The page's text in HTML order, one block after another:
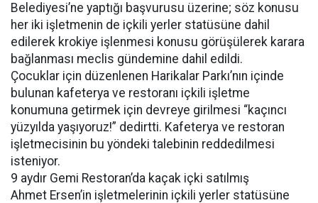
Belediyesi’ne yaptığı başvurusu üzerine; söz konusu
her iki işletmenin de içkili yerler statüsüne dahil
edilerek krokiye işlenmesi konusu görüşülerek karara
bağlanması meclis gündemine dahil edildi.
Çocuklar için düzenlenen Harikalar Parkı’nın içinde
bulunan kafeterya ve restoranı içkili işletme
konumuna getirmek için devreye girilmesi “kaçıncı
yüzyılda yaşıyoruz!” dedirtti. Kafeterya ve restoran
işletmecisinin bu yöndeki talebinin reddedilmesi
isteniyor.
9 aydır Gemi Restoran’da kaçak içki satılmış
Ahmet Ersen’in işletmelerinin içkili yerler statüsüne